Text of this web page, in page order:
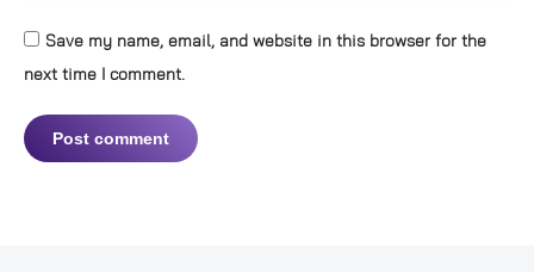
Save my name, email, and website in this browser for the
next time I comment.
Post comment